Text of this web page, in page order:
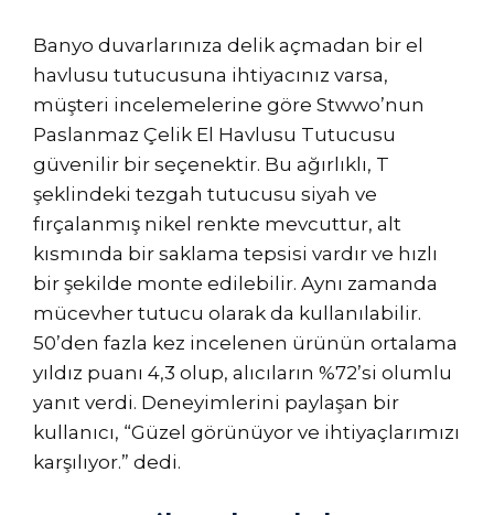
Banyo duvarlarınıza delik açmadan bir el
havlusu tutucusuna ihtiyacınız varsa,
müşteri incelemelerine göre Stwwo’nun
Paslanmaz Çelik El Havlusu Tutucusu
güvenilir bir seçenektir. Bu ağırlıklı, T
şeklindeki tezgah tutucusu siyah ve
fırçalanmış nikel renkte mevcuttur, alt
kısmında bir saklama tepsisi vardır ve hızlı
bir şekilde monte edilebilir. Aynı zamanda
mücevher tutucu olarak da kullanılabilir.
50’den fazla kez incelenen ürünün ortalama
yıldız puanı 4,3 olup, alıcıların %72’si olumlu
yanıt verdi. Deneyimlerini paylaşan bir
kullanıcı, “Güzel görünüyor ve ihtiyaçlarımızı
karşılıyor.” dedi.